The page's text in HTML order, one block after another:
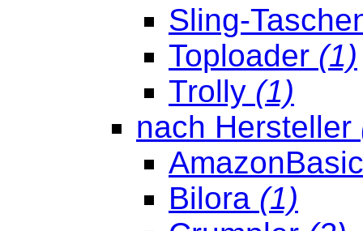
Sling-
Toploader (1)
Trolly (1)
nach Hersteller
Bilora (1)